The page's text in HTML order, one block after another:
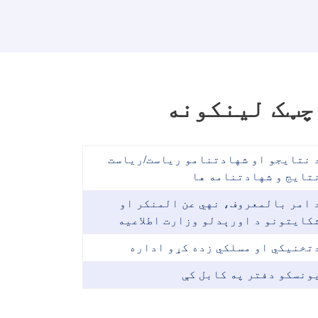
چټک لینکونه
د نتایجو او شهادتنامو ریاست/ریاست
نتایج و شهادتنامه ها
د امر بالمعروف، نهي عن المنکر او
د اورېدلو وزارت اطلاعیه
دتخنیکي او مسلکي زده کړو اداره
یونسکو دفتر په کابل کې